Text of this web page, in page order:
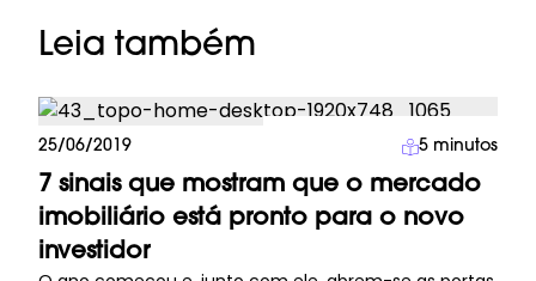
Leia também
Investimento Imobiliário
25/06/2019 5 minutos
7 sinais que mostram que o mercado
imobiliário está pronto para o novo
investidor